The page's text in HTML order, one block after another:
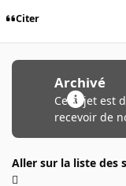
Citer
Archivé
Ce sujet est
recevoir de
Aller sur la liste des